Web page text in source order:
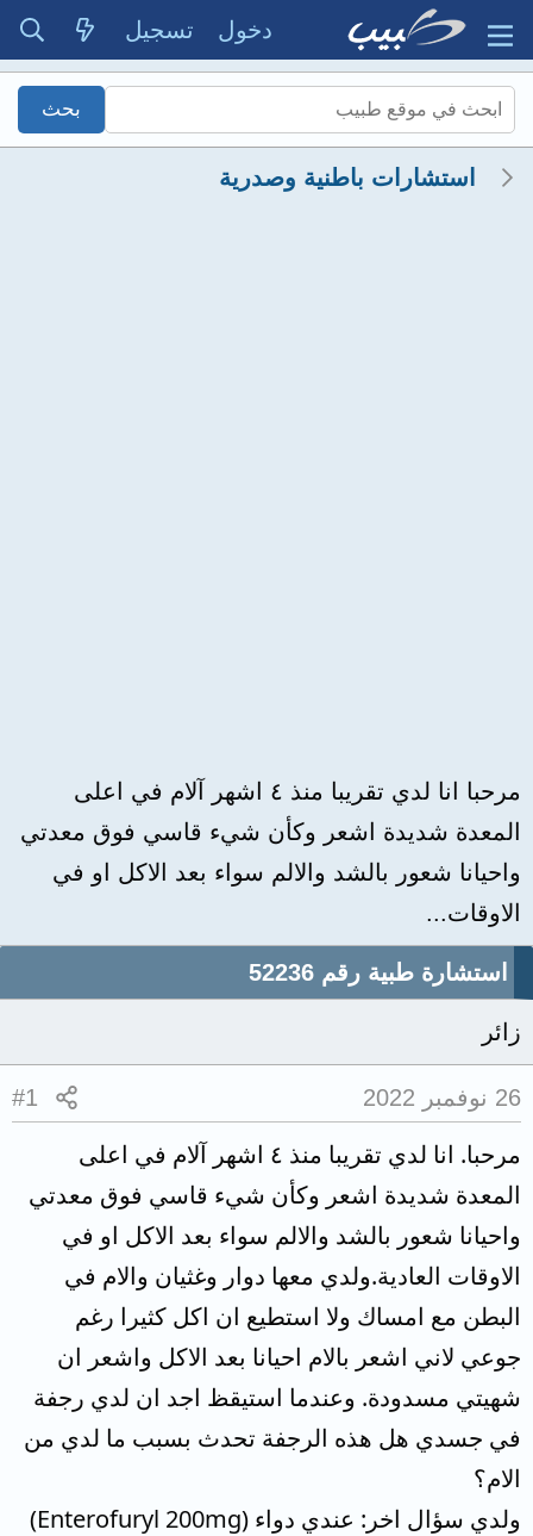
دخول تسجيل
استشارات باطنية وصدرية
مرحبا انا لدي تقريبا منذ ٤ اشهر آلام في اعلى
المعدة شديدة اشعر وكأن شيء قاسي فوق معدتي
واحيانا شعور بالشد والالم سواء بعد الاكل او في
الاوقات...
استشارة طبية رقم 52236
زائر
26 نوفمبر 2022 #1
مرحبا. انا لدي تقريبا منذ ٤ اشهر آلام في اعلى
المعدة شديدة اشعر وكأن شيء قاسي فوق معدتي
واحيانا شعور بالشد والالم سواء بعد الاكل او في
الاوقات العادية.ولدي معها دوار وغثيان والام في
البطن مع امساك ولا استطيع ان اكل كثيرا رغم
جوعي لاني اشعر بالام احيانا بعد الاكل واشعر ان
شهيتي مسدودة. وعندما استيقظ اجد ان لدي رجفة
في جسدي هل هذه الرجفة تحدث بسبب ما لدي من
الام؟
ولدي سؤال اخر: عندي دواء (Enterofuryl 200mg)